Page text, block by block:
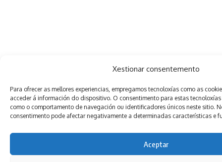
Xestionar consentemento
Para ofrecer as mellores experiencias, empregamos tecnoloxías como as
acceder á información do dispositivo. O consentimento para estas
como o comportamento de navegación ou identificadores únicos neste sitio.
consentimento pode afectar negativamente a determinadas características e
Aceptar